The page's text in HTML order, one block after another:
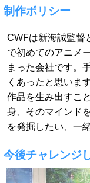
制作ポリシー
CWFは新海誠監督
で初めてのアニメ
まった会社です。
くあったと思いま
作品を生み出すこ
身、そのマインド
を発掘したい、一
今後チャレンジ